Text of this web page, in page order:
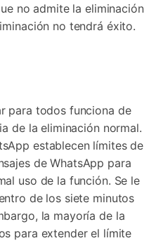
no admite la eliminación
no tendrá éxito.
para todos funciona de
de la eliminación normal.
establecen límites de
de WhatsApp para
uso de la función. Se le
de los siete minutos
la mayoría de la
para extender el límite